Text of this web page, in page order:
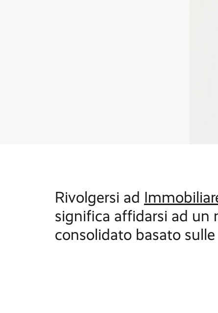
Rivolgersi ad
significa affidarsi ad un
consolidato basato